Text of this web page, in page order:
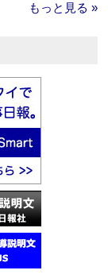
もっと見る »